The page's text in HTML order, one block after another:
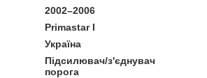
2002–2006
Primastar I
Україна
Підсилювач/з'єднувач
порога